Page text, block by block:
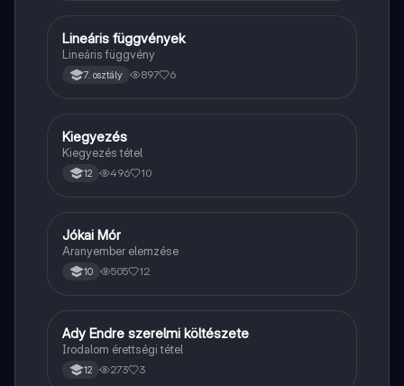
Matek
Lineáris függvények
Lineáris függvény
7. osztály 897 6
Töri
Kiegyezés
Kiegyezés tétel
12 496 10
Magyar
Jókai Mór
Aranyember elemzése
10 505 12
Magyar
Ady Endre szerelmi költészete
Irodalom érettségi tétel
12 273 3